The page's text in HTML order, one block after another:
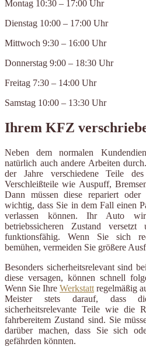
Montag 10:30 – 17:00 Uhr
Dienstag 10:00 – 17:00 Uhr
Mittwoch 9:30 – 16:00 Uhr
Donnerstag 9:00 – 18:30 Uhr
Freitag 7:30 – 14:00 Uhr
Samstag 10:00 – 13:30 Uhr
Ihrem KFZ
Neben dem normalen
natürlich auch andere Arbeiten
der Jahre verschiedene Teile
Verschleißteile wie Auspuff,
Dann müssen diese repariert oder
wichtig, dass Sie in dem Fall einen
verlassen können. Ihr Auto
betriebssicheren Zustand
funktionsfähig. Wenn Sie sich
bemühen, vermeiden Sie größere
Besonders sicherheitsrelevant sind
diese versagen, können schnell
Wenn Sie Ihre Werkstatt regelmäßig
Meister stets darauf, dass
sicherheitsrelevante Teile wie die
fahrbereitem Zustand sind. Sie
darüber machen, dass Sie sich
gefährden könnten.